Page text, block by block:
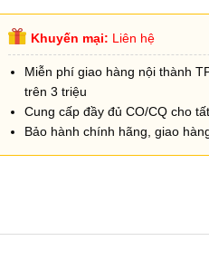
Khuyến mại: Liên hệ
Miễn phí giao hàng nội thành
trên 3 triệu
Cung cấp đầy đủ CO/CQ cho
Bảo hành chính hãng, giao